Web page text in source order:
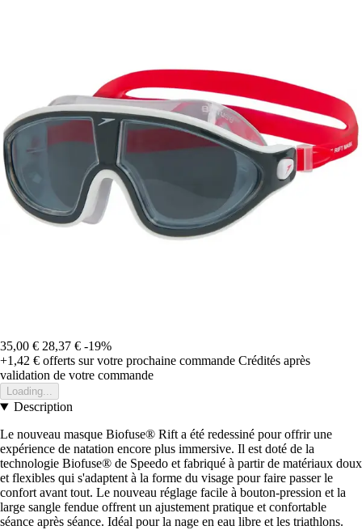
35,00 € 28,37 € -19%
+1,42 € offerts sur votre prochaine commande Crédités après
validation de votre commande
Loading...
Description
Le nouveau masque Biofuse® Rift a été redessiné pour offrir une
expérience de natation encore plus immersive. Il est doté de la
technologie Biofuse® de Speedo et fabriqué à partir de matériaux doux
et flexibles qui s'adaptent à la forme du visage pour faire passer le
confort avant tout. Le nouveau réglage facile à bouton-pression et la
large sangle fendue offrent un ajustement pratique et confortable
séance après séance. Idéal pour la nage en eau libre et les triathlons.